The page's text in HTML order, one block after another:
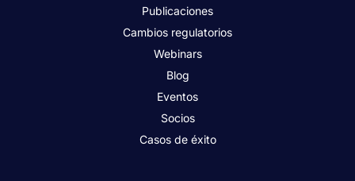
Publicaciones
Cambios regulatorios
Webinars
Blog
Eventos
Socios
Casos de éxito